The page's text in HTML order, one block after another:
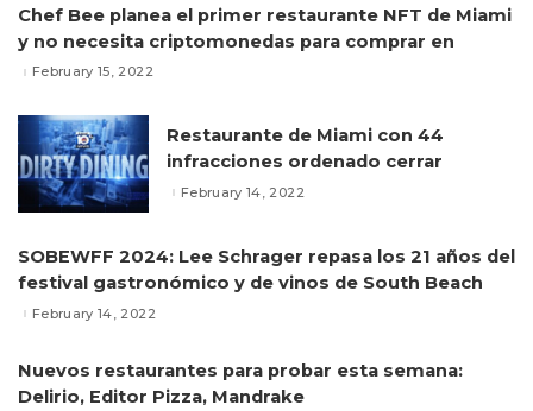
Chef Bee planea el primer restaurante NFT de Miami
y no necesita criptomonedas para comprar en
February 15, 2022
Restaurante de Miami con 44
infracciones ordenado cerrar
February 14, 2022
SOBEWFF 2024: Lee Schrager repasa los 21 años del
festival gastronómico y de vinos de South Beach
February 14, 2022
Nuevos restaurantes para probar esta semana:
Delirio, Editor Pizza, Mandrake